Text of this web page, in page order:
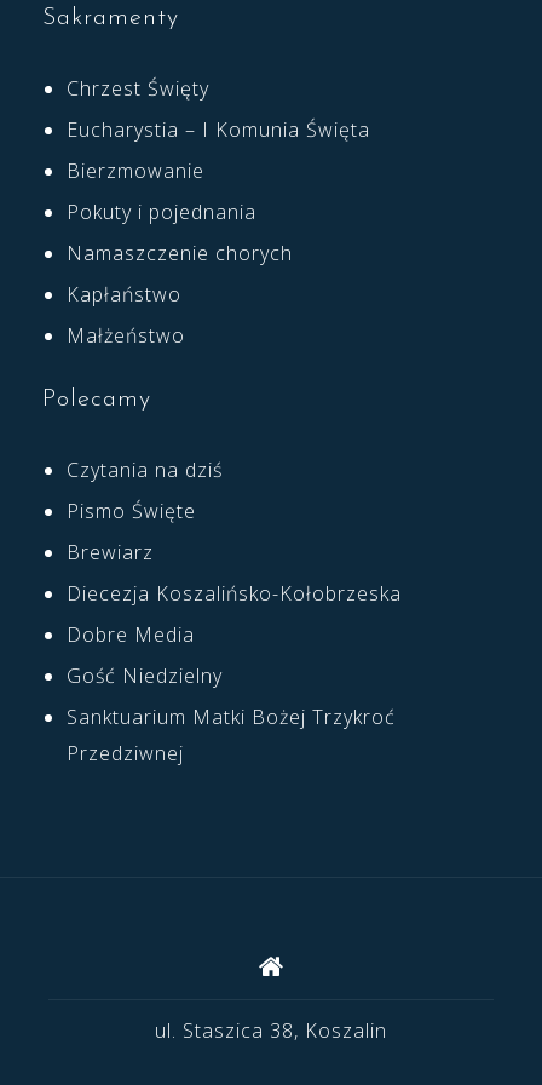
Sakramenty
Chrzest Święty
Eucharystia – I Komunia Święta
Bierzmowanie
Pokuty i pojednania
Namaszczenie chorych
Kapłaństwo
Małżeństwo
Polecamy
Czytania na dziś
Pismo Święte
Brewiarz
Diecezja Koszalińsko-Kołobrzeska
Dobre Media
Gość Niedzielny
Sanktuarium Matki Bożej Trzykroć
Przedziwnej
ul. Staszica 38, Koszalin